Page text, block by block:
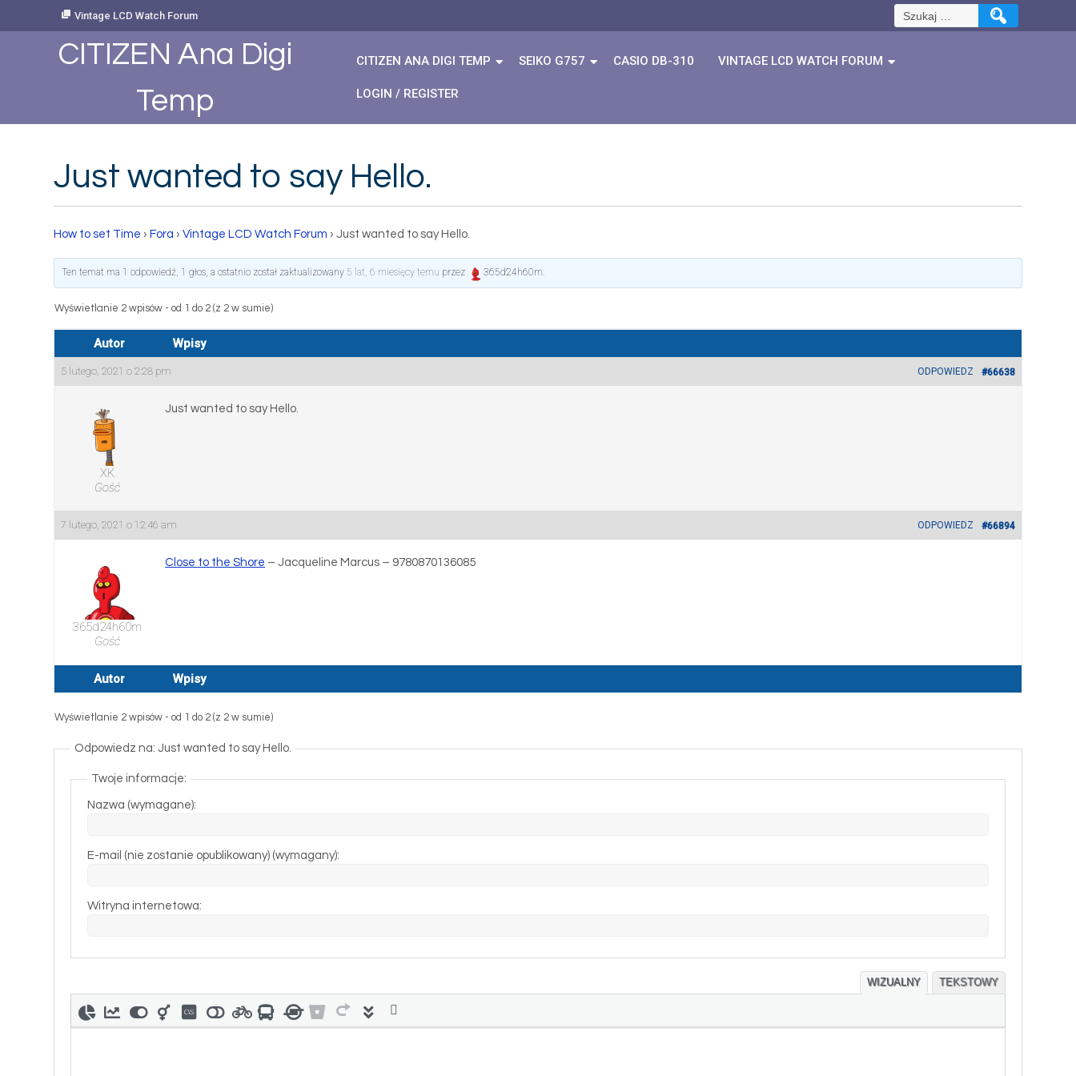
Vintage LCD Watch Forum Szukaj:
CITIZEN Ana Digi
Temp
CITIZEN ANA DIGI TEMP SEIKO G757 CASIO DB-310 VINTAGE LCD WATCH FORUM
LOGIN / REGISTER
Just wanted to say Hello.
How to set Time › Fora › Vintage LCD Watch Forum › Just wanted to say Hello.
Ten temat ma 1 odpowiedź, 1 głos, a ostatnio został zaktualizowany 5 lat, 6 miesięcy temu przez 365d24h60m.
Wyświetlanie 2 wpisów - od 1 do 2 (z 2 w sumie)
Autor Wpisy
5 lutego, 2021 o 2:28 pm #66638
ODPOWIEDZ
XK
Gość
Just wanted to say Hello.
7 lutego, 2021 o 12:46 am #66894
ODPOWIEDZ
365d24h60m
Gość
Close to the Shore – Jacqueline Marcus – 9780870136085
Autor Wpisy
Wyświetlanie 2 wpisów - od 1 do 2 (z 2 w sumie)
Odpowiedz na: Just wanted to say Hello.
Twoje informacje:
Nazwa (wymagane):
E-mail (nie zostanie opublikowany) (wymagany):
Witryna internetowa:
WIZUALNY TEKSTOWY